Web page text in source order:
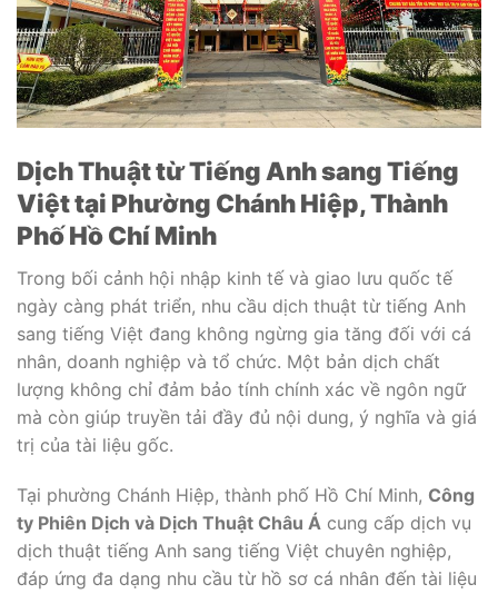
Dịch Thuật từ Tiếng Anh sang Tiếng
Việt tại Phường ChánhHiệp, Thành
Phố HồChí Minh
Trong bối cảnh hội nhập kinh tế và giao lưu quốc tế
ngày càng phát triển, nhu cầu dịch thuật từ tiếng Anh
sang tiếng Việt đang không ngừng gia tăng đối với cá
nhân, doanh nghiệp và tổ chức. Một bản dịch chất
lượng không chỉ đảm bảo tính chính xác về ngôn ngữ
mà còn giúp truyền tải đầy đủ nội dung, ý nghĩa và giá
trị của tài liệu gốc.
Tại phường Chánh Hiệp, thành phố Hồ Chí Minh, Công
ty Phiên Dịch và Dịch Thuật Châu Á cung cấp dịch vụ
dịch thuật tiếng Anh sang tiếng Việt chuyên nghiệp,
đáp ứng đa dạng nhu cầu từ hồ sơ cá nhân đến tài liệu